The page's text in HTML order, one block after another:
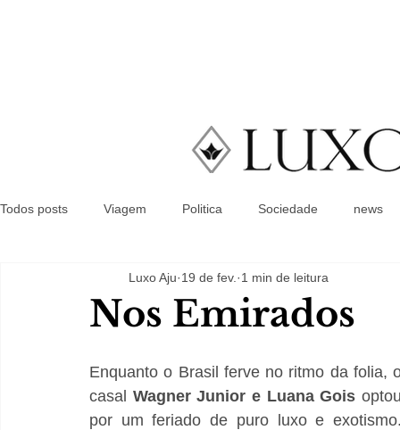
Todos posts Viagem Politica Sociedade news
Nos Emirados
Luxo Aju 19 de fev. 1 min de leitura
Enquanto o Brasil ferve no ritmo da folia,
casal Wagner Junior e Luana Gois
por um feriado de puro luxo e